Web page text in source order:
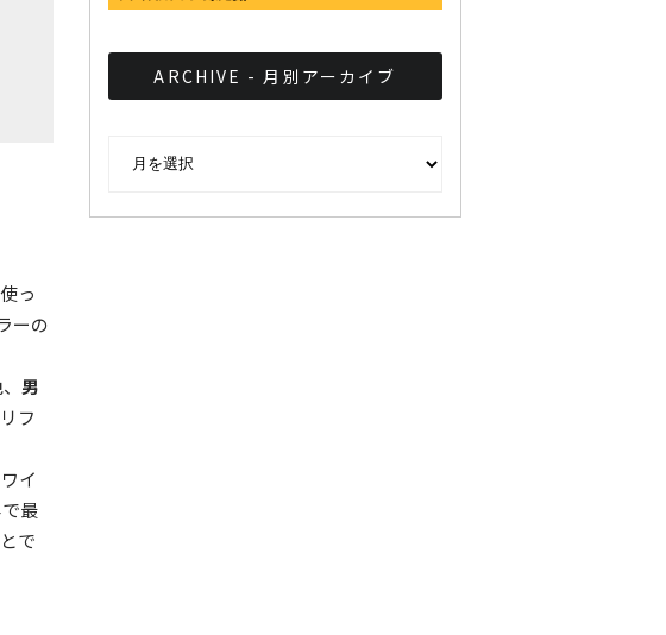
使っ
ーの
男
フ
イ
最
で
ARCHIVE - 月別アーカイブ
ARCHIVE - 月別アーカイブ